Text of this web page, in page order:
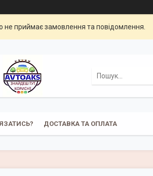
не приймає замовлення та повідомлення.
ДОСТАВКА ТА ОПЛАТА